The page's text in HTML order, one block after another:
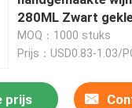
glasmetselaar
280ML Zwart
MOQ：1000 stuks
Prijs：USD0.83-1.03/
prijs